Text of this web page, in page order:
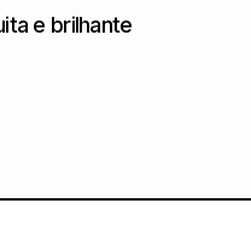
e brilhante